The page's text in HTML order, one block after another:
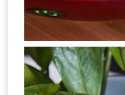
เชียงใหม่
TOP30
ราคา